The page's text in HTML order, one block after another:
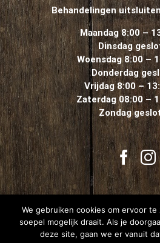
Behandelingen
Maandag 8:00 –
Dinsdag
Woensdag 8:00 –
Donderdag
Vrijdag 8:00 –
Zaterdag 08:00 –
Zondag
We gebruiken cookies om ervoor
soepel mogelijk draait. Als je
deze site, gaan we er vanuit